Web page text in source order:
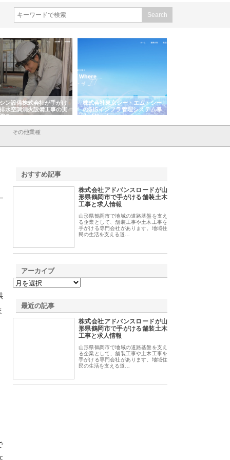
ン設備株式会社が手がけ
水空調消火設備工事の実
み
株式会社東京シー・エム・シー
のGISインフラ管理システム導
入メリット
その他業種
おすすめ記事
株式会社アドバンスロードが山
形県鶴岡市で手がける舗装土木
工事と求人情報
山形県鶴岡市で地域の道路基盤を支え
る企業として、舗装工事や土木工事を
手がける専門会社があります。地域住
民の生活を支える道…
アーカイブ
最近の記事
株式会社アドバンスロードが山
形県鶴岡市で手がける舗装土木
工事と求人情報
山形県鶴岡市で地域の道路基盤を支え
る企業として、舗装工事や土木工事を
手がける専門会社があります。地域住
民の生活を支える道…